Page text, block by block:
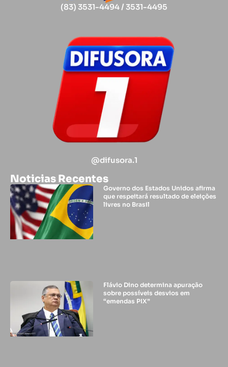
(83) 3531-4494 / 3531-4495
@difusora.1
Noticias Recentes
Governo dos Estados Unidos afirma
que respeitará resultado de eleições
livres no Brasil
Flávio Dino determina apuração
sobre possíveis desvios em
“emendas PIX”